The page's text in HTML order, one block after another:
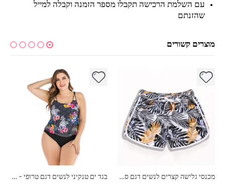
עם השלמת הרכישה תקבלו מספר הזמנה וקבלה למייל
שהזנתם
מוצרים קשורים
מכנסי גלישה קצרים לנשים דגם סטריפ בגד ים טנקיני לנשים דגם טרופי – מידות גדולות